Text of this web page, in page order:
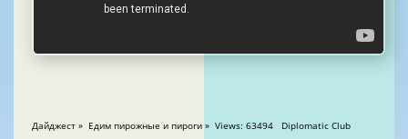
Дайджест » Едим пирожные и пироги » Views: 63494 Diplomatic Club